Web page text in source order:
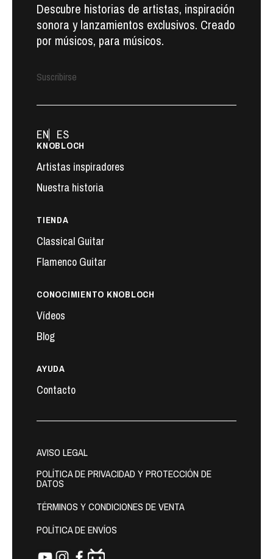
Descubre historias de artistas, inspiración
sonora y lanzamientos exclusivos. Creado
por músicos, para músicos.
Suscribirse
KNOBLOCH
Artistas inspiradores
Nuestra historia
TIENDA
Classical Guitar
Flamenco Guitar
CONOCIMIENTO KNOBLOCH
Vídeos
Blog
AYUDA
Contacto
EN ES
AVISO LEGAL
POLÍTICA DE PRIVACIDAD Y PROTECCIÓN DE
DATOS
TÉRMINOS Y CONDICIONES DE VENTA
POLÍTICA DE ENVÍOS